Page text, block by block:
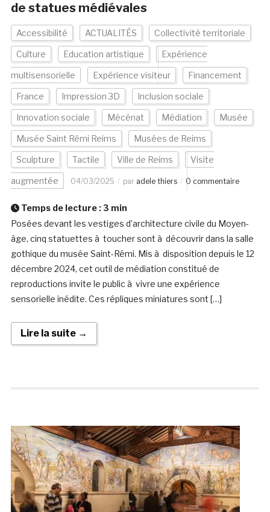
de statues médiévales
Accessibilité ACTUALITÉS Collectivité territoriale
Culture Education artistique Expérience
multisensorielle Expérience visiteur Financement
France Impression 3D Inclusion sociale
Innovation sociale Mécénat Médiation Musée
Musée Saint Rémi Reims Musées de Reims
Sculpture Tactile Ville de Reims Visite
augmentée 04/03/2025 par adele thiers 0 commentaire
Temps de lecture : 3 min
Posées devant les vestiges d’architecture civile du Moyen-
âge, cinq statuettes à toucher sont à découvrir dans la salle
gothique du musée Saint-Rémi. Mis à disposition depuis le 12
décembre 2024, cet outil de médiation constitué de
reproductions invite le public à vivre une expérience
sensorielle inédite. Ces répliques miniatures sont […]
Lire la suite →